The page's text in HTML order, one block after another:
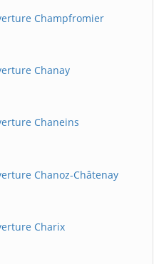
Champfromier
Chanay
Chaneins
Chanoz-Châtenay
Charix